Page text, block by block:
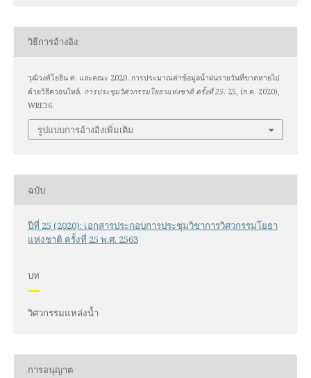
วิธีการอ้างอิง
วุฒิวงศ์โยธิน ศ. และคณะ 2020. การประมาณค่าข้อมูลน้ำฝนรายวันที่ขาดหายไป
ด้วยวิธีควอนไทล์. การประชุมวิศวกรรมโยธาแห่งชาติ ครั้งที่ 25. 25, (ก.ค. 2020),
WRE36.
รูปแบบการอ้างอิงเพิ่มเติม
ฉบับ
ปีที่ 25 (2020): เอกสารประกอบการประชุมวิชาการวิศวกรรมโยธา
แห่งชาติ ครั้งที่ 25 พ.ศ. 2563
บท
วิศวกรรมแหล่งน้ำ
การอนุญาต